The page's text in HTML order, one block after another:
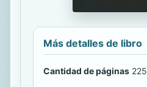
Más detalles de libro
Cantidad de páginas 225